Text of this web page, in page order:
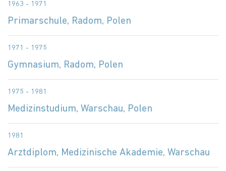
1963 - 1971
Primarschule, Radom, Polen
1971 - 1975
Gymnasium, Radom, Polen
1975 - 1981
Medizinstudium, Warschau, Polen
1981
Arztdiplom, Medizinische Akademie, Warschau